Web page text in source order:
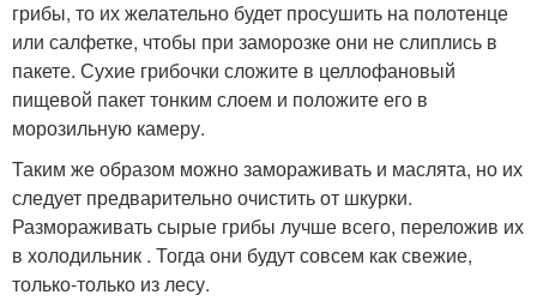
грибы, то их желательно будет просушить на полотенце
или салфетке, чтобы при заморозке они не слиплись в
пакете. Сухие грибочки сложите в целлофановый
пищевой пакет тонким слоем и положите его в
морозильную камеру.
Таким же образом можно замораживать и маслята, но их
следует предварительно очистить от шкурки.
Размораживать сырые грибы лучше всего, переложив их
в холодильник . Тогда они будут совсем как свежие,
только-только из лесу.